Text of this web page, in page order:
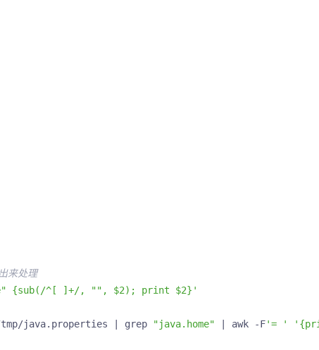
来处理
{sub(/^[ ]+/, "", $2); print $2}'
java.properties grep "java.home" awk -F'= '